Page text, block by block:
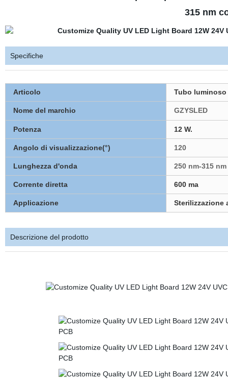
315 nm
Specifiche
Articolo Tubo luminoso
Nome del marchio GZYSLED
Potenza 12 W.
Angolo di visualizzazione(°) 120
Lunghezza d'onda 250 nm-315 nm
Corrente diretta 600 ma
Applicazione Sterilizzazione
Descrizione del prodotto